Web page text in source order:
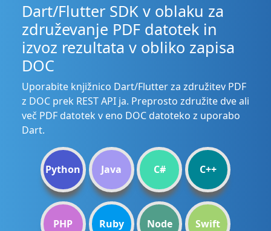
Dart/Flutter SDK v oblaku za
združevanje PDF datotek in
izvoz rezultata v obliko zapisa
DOC
Uporabite knjižnico Dart/Flutter za združitev PDF
z DOC prek REST API ja. Preprosto združite dve ali
več PDF datotek v eno DOC datoteko z uporabo
Dart.
Python Java C# C++
PHP Ruby Node Swift